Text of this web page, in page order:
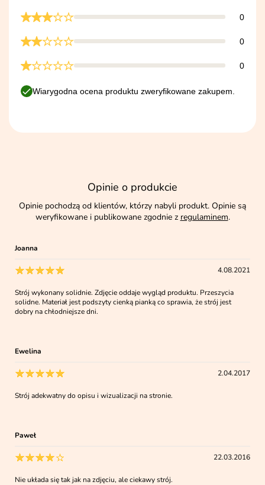
0
0
0
Wiarygodna ocena produktu zweryfikowane zakupem.
Opinie o produkcie
Opinie pochodzą od klientów, którzy nabyli produkt. Opinie są
weryfikowane i publikowane zgodnie z regulaminem.
Joanna
4.08.2021
Strój wykonany solidnie. Zdjęcie oddaje wygląd produktu. Przeszycia
solidne. Materiał jest podszyty cienką pianką co sprawia, że strój jest
dobry na chłodniejsze dni.
Ewelina
2.04.2017
Strój adekwatny do opisu i wizualizacji na stronie.
Paweł
22.03.2016
Nie układa się tak jak na zdjęciu, ale ciekawy strój.